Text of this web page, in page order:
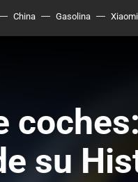
China Gasolina Xiaomi
su